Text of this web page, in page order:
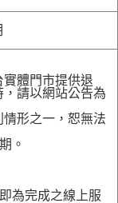
實體門市提供退
請以網站公告為
情形之一，恕無法
。
為完成之線上服